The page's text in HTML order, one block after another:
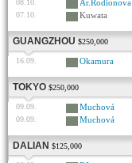
08.10. Ar.Rodionova
07.10. Kuwata
GUANGZHOU $250,000
16.09. Okamura
TOKYO $250,000
09.09. Muchová
09.09. Muchová
DALIAN $125,000